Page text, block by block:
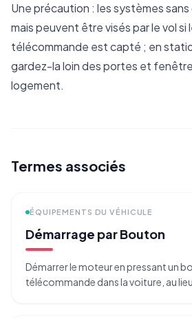
Une précaution : les systèmes
mais peuvent être visés par le vol si
télécommande est capté ; en
gardez-la loin des portes et
logement.
Termes associés
ÉQUIPEMENTS DU VÉHICULE
Démarrage par Bouton
Démarrer le moteur en pressant un
télécommande dans la voiture, au